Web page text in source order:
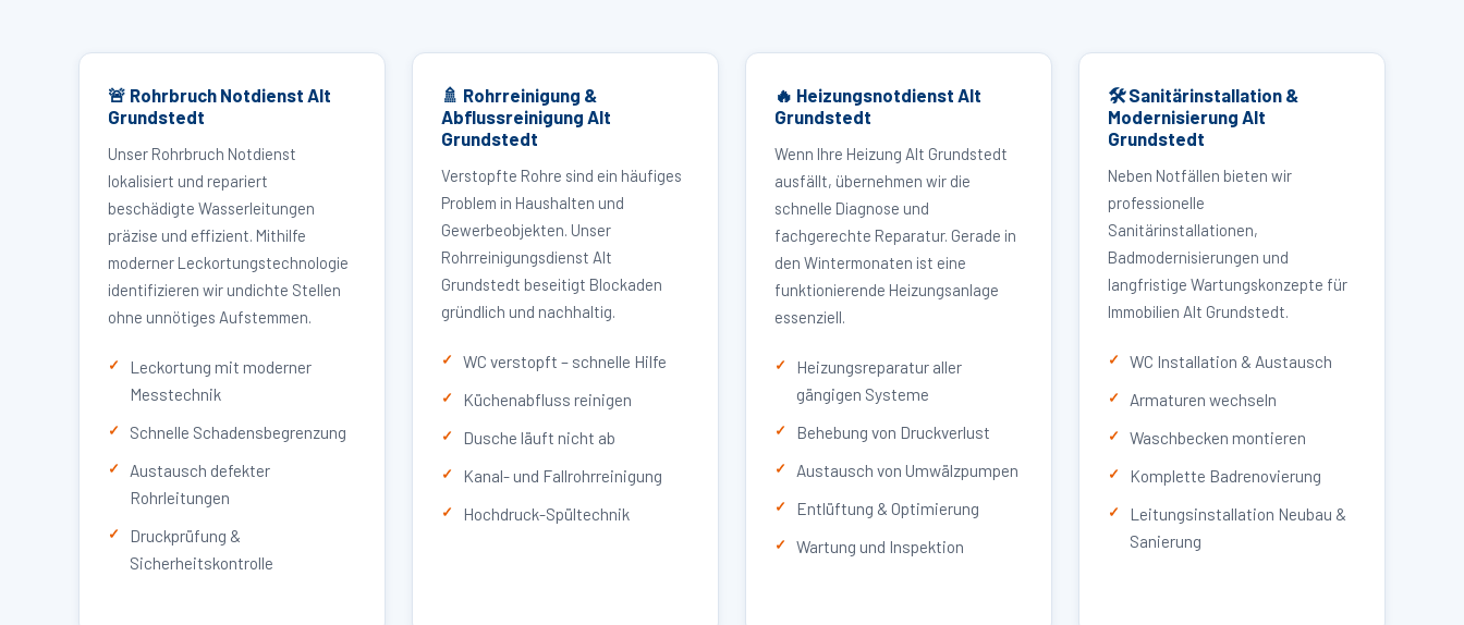
🚨 Rohrbruch Notdienst Alt
Grundstedt
Unser Rohrbruch Notdienst
lokalisiert und repariert
beschädigte Wasserleitungen
präzise und effizient. Mithilfe
moderner Leckortungstechnologie
identifizieren wir undichte Stellen
ohne unnötiges Aufstemmen.
Leckortung mit moderner
Messtechnik
Schnelle Schadensbegrenzung
Austausch defekter
Rohrleitungen
Druckprüfung &
Sicherheitskontrolle
🚿 Rohrreinigung &
Abflussreinigung Alt
Grundstedt
Verstopfte Rohre sind ein häufiges
Problem in Haushalten und
Gewerbeobjekten. Unser
Rohrreinigungsdienst Alt
Grundstedt beseitigt Blockaden
gründlich und nachhaltig.
WC verstopft – schnelle Hilfe
Küchenabfluss reinigen
Dusche läuft nicht ab
Kanal- und Fallrohrreinigung
Hochdruck-Spültechnik
🔥 Heizungsnotdienst Alt
Grundstedt
Wenn Ihre Heizung Alt Grundstedt
ausfällt, übernehmen wir die
schnelle Diagnose und
fachgerechte Reparatur. Gerade in
den Wintermonaten ist eine
funktionierende Heizungsanlage
essenziell.
Heizungsreparatur aller
gängigen Systeme
Behebung von Druckverlust
Austausch von Umwälzpumpen
Entlüftung & Optimierung
Wartung und Inspektion
🛠 Sanitärinstallation &
Modernisierung Alt
Grundstedt
Neben Notfällen bieten wir
professionelle
Sanitärinstallationen,
Badmodernisierungen und
langfristige Wartungskonzepte für
Immobilien Alt Grundstedt.
WC Installation & Austausch
Armaturen wechseln
Waschbecken montieren
Komplette Badrenovierung
Leitungsinstallation Neubau &
Sanierung